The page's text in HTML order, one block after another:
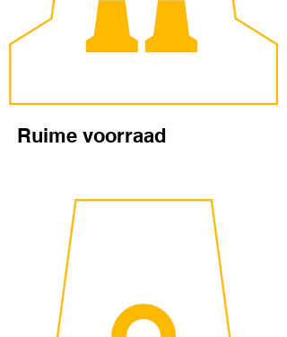
Ruime voorraad